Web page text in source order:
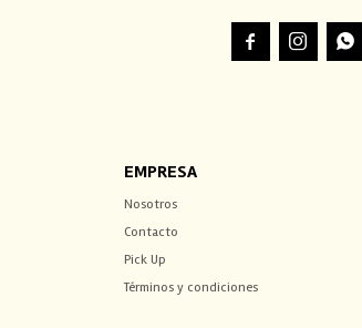
EMPRESA
Nosotros
Contacto
Pick Up
Términos y condiciones
  